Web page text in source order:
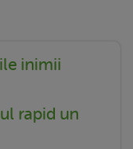
inimii
rapid un